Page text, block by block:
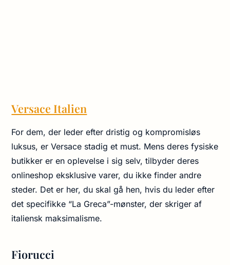
Versace Italien
For dem, der leder efter dristig og kompromisløs
luksus, er Versace stadig et must. Mens deres fysiske
butikker er en oplevelse i sig selv, tilbyder deres
onlineshop eksklusive varer, du ikke finder andre
steder. Det er her, du skal gå hen, hvis du leder efter
det specifikke “La Greca”-mønster, der skriger af
italiensk maksimalisme.
Fiorucci